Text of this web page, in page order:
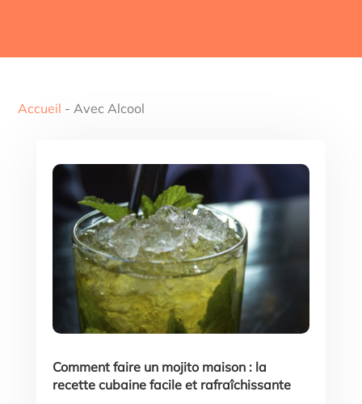
Accueil -Avec Alcool
Comment faire un mojito maison : la
recette cubaine facile et rafraîchissante